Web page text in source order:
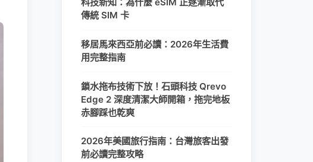
科技新知：為什麼 eSIM 正逐漸取代
傳統 SIM 卡
移居馬來西亞前必讀：2026年生活費
用完整指南
鎖水拖布技術下放！石頭科技 Qrevo
Edge 2 深度清潔大師開箱，拖完地板
赤腳踩也乾爽
2026年美國旅行指南：台灣旅客出發
前必讀完整攻略